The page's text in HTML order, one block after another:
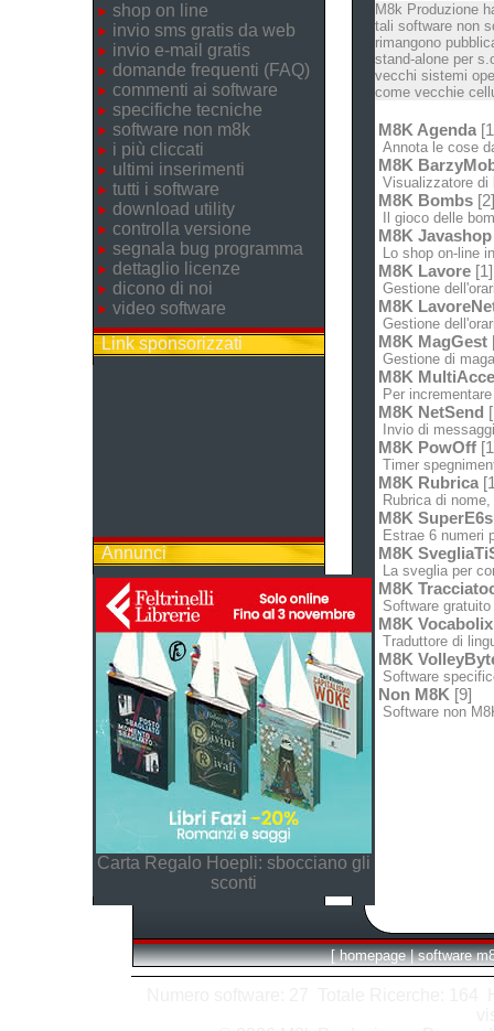
shop on line
invio sms gratis da web
invio e-mail gratis
domande frequenti (FAQ)
commenti ai software
specifiche tecniche
software non m8k
i più cliccati
ultimi inserimenti
tutti i software
download utility
controlla versione
segnala bug programma
dettaglio licenze
dicono di noi
video software
Link sponsorizzati
Annunci
Carta Regalo Hoepli: sbocciano gli
sconti
M8k Produzione
tali software non
rimangono
stand-alone per
vecchi sistemi
come vecchie
M8K Agenda
Annota le cose
M8K
Visualizzatore di
M8K Bombs [2]
Il gioco delle
M8K Javashop
Lo shop on-line
M8K Lavore [1]
Gestione
M8K
Gestione
M8K MagGest
Gestione di
M8K
Per
M8K NetSend
Invio di
M8K PowOff
Timer
M8K Rubrica
Rubrica di
M8K
Estrae 6 numeri
M8K
La sveglia per
M8K
Software
M8K Vocabolix
Traduttore di
M8K
Software
Non M8K [9]
Software non
[ homepage | software